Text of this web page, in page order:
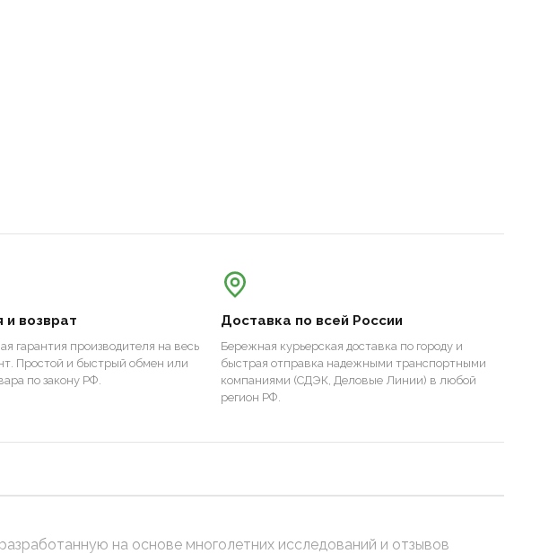
и возврат
гарантия производителя на весь
Простой и быстрый обмен или
по закону РФ.
Доставка по всей России
Бережная курьерская доставка по городу и
быстрая отправка надежными транспортными
компаниями (СДЭК, Деловые Линии) в любой
регион РФ.
на основе многолетних исследований и отзывов